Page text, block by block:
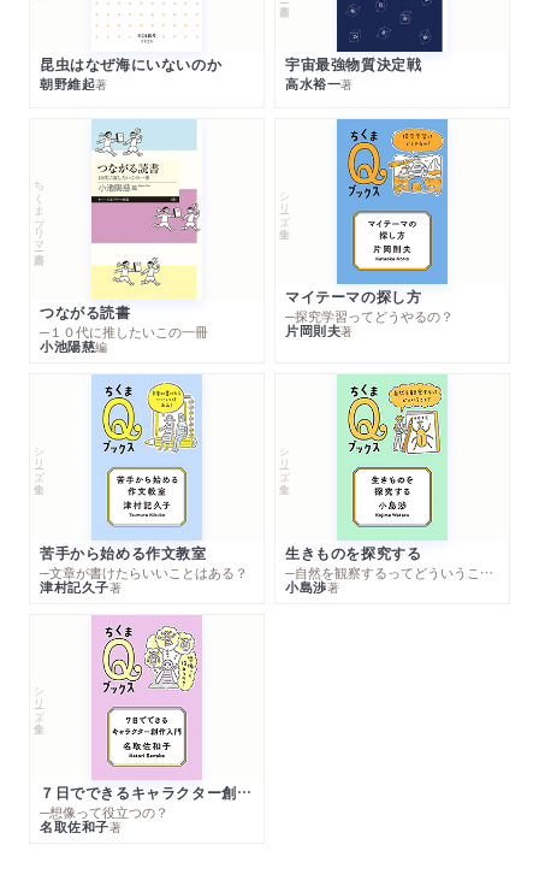
昆虫はなぜ海にいないのか
朝野維起著
宇宙最強物質決定戦
高水裕一著
ちくまプリマー新書
つながる読書
─１０代に推したいこの一冊
小池陽慈編
シリーズ・全集
マイテーマの探し方
─探究学習ってどうやるの？
片岡則夫著
シリーズ・全集
苦手から始める作文教室
─文章が書けたらいいことはある？
津村記久子著
シリーズ・全集
生きものを探究する
─自然を観察するってどういうこと？
小島渉著
シリーズ・全集
７日でできるキャラクター創作入門
─想像って役立つの？
名取佐和子著